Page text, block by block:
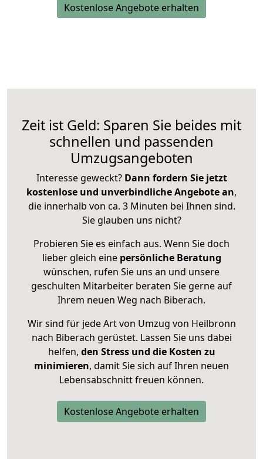
Kostenlose Angebote erhalten
Zeit ist Geld: Sparen Sie beides mit
schnellen und passenden
Umzugsangeboten
Interesse geweckt? Dann fordern Sie jetzt
kostenlose und unverbindliche Angebote an,
die innerhalb von ca. 3 Minuten bei Ihnen sind.
Sie glauben uns nicht?
Probieren Sie es einfach aus. Wenn Sie doch
lieber gleich eine persönliche Beratung
wünschen, rufen Sie uns an und unsere
geschulten Mitarbeiter beraten Sie gerne auf
Ihrem neuen Weg nach Biberach.
Wir sind für jede Art von Umzug von Heilbronn
nach Biberach gerüstet. Lassen Sie uns dabei
helfen, den Stress und die Kosten zu
minimieren, damit Sie sich auf Ihren neuen
Lebensabschnitt freuen können.
Kostenlose Angebote erhalten